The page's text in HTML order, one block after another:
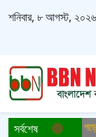
শনিবার, ৮ আগস্ট, ২০২৬
সর্বশেষবাংলাদেশ গড়ে